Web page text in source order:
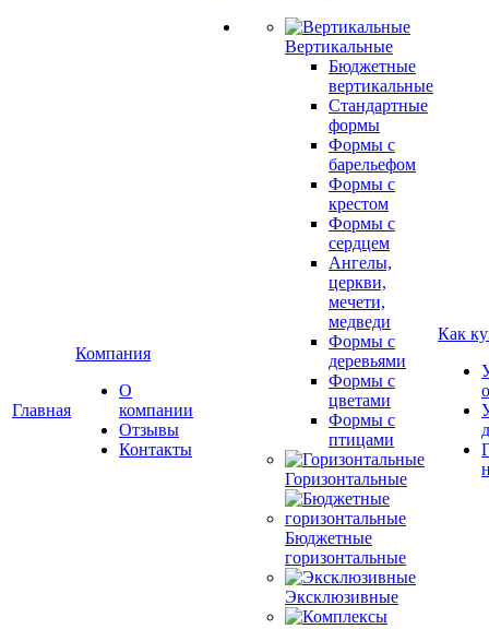
Главная
Компания
О
компании
Отзывы
Контакты
Вертикальные
Бюджетные
вертикальные
Стандартные
формы
Формы с
барельефом
Формы с
крестом
Формы с
сердцем
Ангелы,
церкви,
мечети,
медведи
Формы с
деревьями
Формы с
цветами
Формы с
птицами
Горизонтальные
Бюджетные
горизонтальные
Эксклюзивные
Как